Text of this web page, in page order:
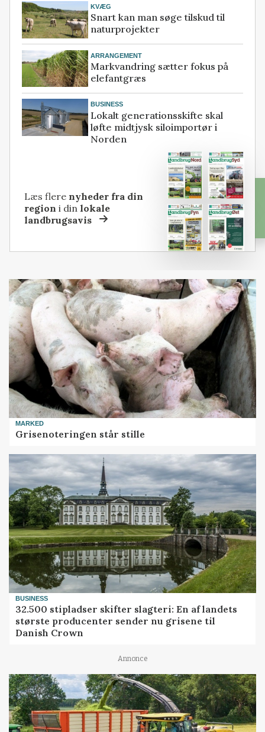
KVÆG
Snart kan man søge tilskud til
naturprojekter
ARRANGEMENT
Markvandring sætter fokus på
elefantgræs
BUSINESS
Lokalt generationsskifte skal
løfte midtjysk siloimportør i
Norden
Læs flere nyheder fra din
region i dinlokale
landbrugsavis
MARKED
Grisenoteringen står stille
BUSINESS
32.500 stipladser skifter slagteri: En af landets
største producenter sender nu grisene til
Danish Crown
Annonce